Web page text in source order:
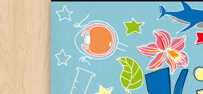
Faire aimer les Sciences aux Enfants !